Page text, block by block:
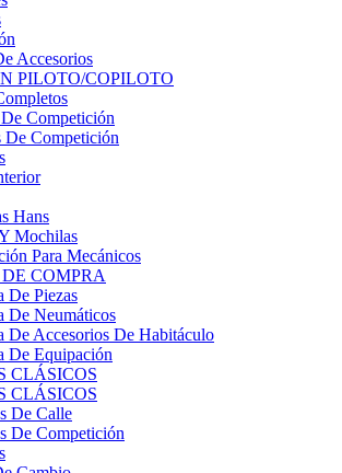
Accesorios
PILOTO/COPILOTO
Competición
De Competición
Hans
Mochilas
Para Mecánicos
COMPRA
De Piezas
De Neumáticos
De Accesorios De Habitáculo
De Equipación
CLÁSICOS
CLÁSICOS
De Calle
De Competición